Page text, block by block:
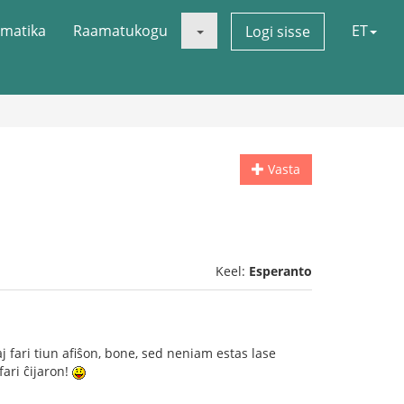
Raamatukogu Logi sisse ET
Vasta
Keel: Esperanto
tiun afiŝon, bone, sed neniam estas lase
ĉijaron!